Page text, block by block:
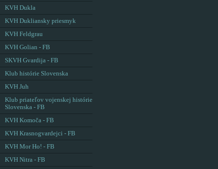
KVH Dukla
KVH Dukliansky priesmyk
KVH Feldgrau
KVH Golian - FB
SKVH Gvardija - FB
Klub histórie Slovenska
KVH Juh
Klub priateľov vojenskej histórie
Slovenska - FB
KVH Komoča - FB
KVH Krasnogvardejci - FB
KVH Mor Ho! - FB
KVH Nitra - FB